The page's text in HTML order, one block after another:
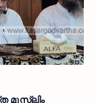
മുസ്ലിം